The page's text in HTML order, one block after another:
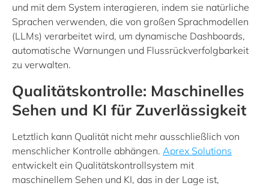
und mit dem System interagieren, indem sie natürliche
Sprachen verwenden, die von großen Sprachmodellen
(LLMs) verarbeitet wird, um dynamische Dashboards,
automatische Warnungen und Flussrückverfolgbarkeit
zu verwalten.
Qualitätskontrolle: Maschinelles
Sehen und KI für Zuverlässigkeit
Letztlich kann Qualität nicht mehr ausschließlich von
menschlicher Kontrolle abhängen. Aprex Solutions
entwickelt ein Qualitätskontrollsystem mit
maschinellem Sehen und KI, das in der Lage ist,